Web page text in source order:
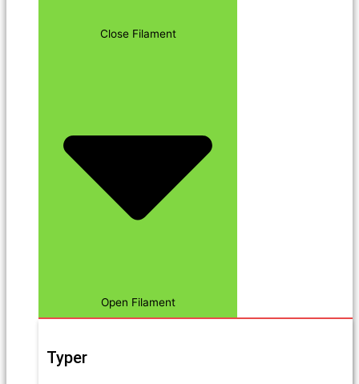
Close Filament
Open Filament
Typer